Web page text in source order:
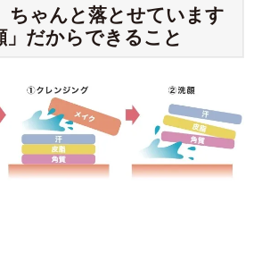
ちゃんと落とせています
」だからできること